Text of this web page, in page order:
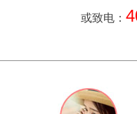
或致电：